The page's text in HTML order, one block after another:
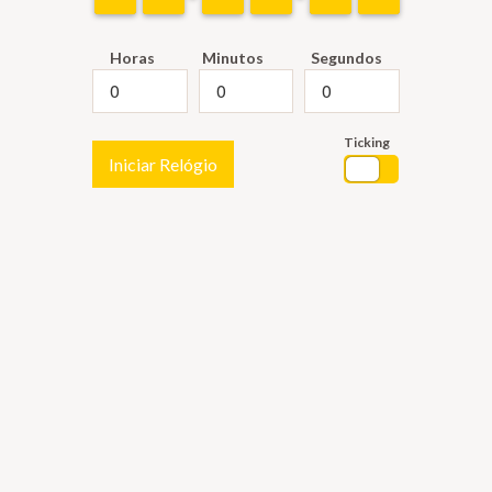
Horas Minutos Segundos
Iniciar Relógio
Ticking